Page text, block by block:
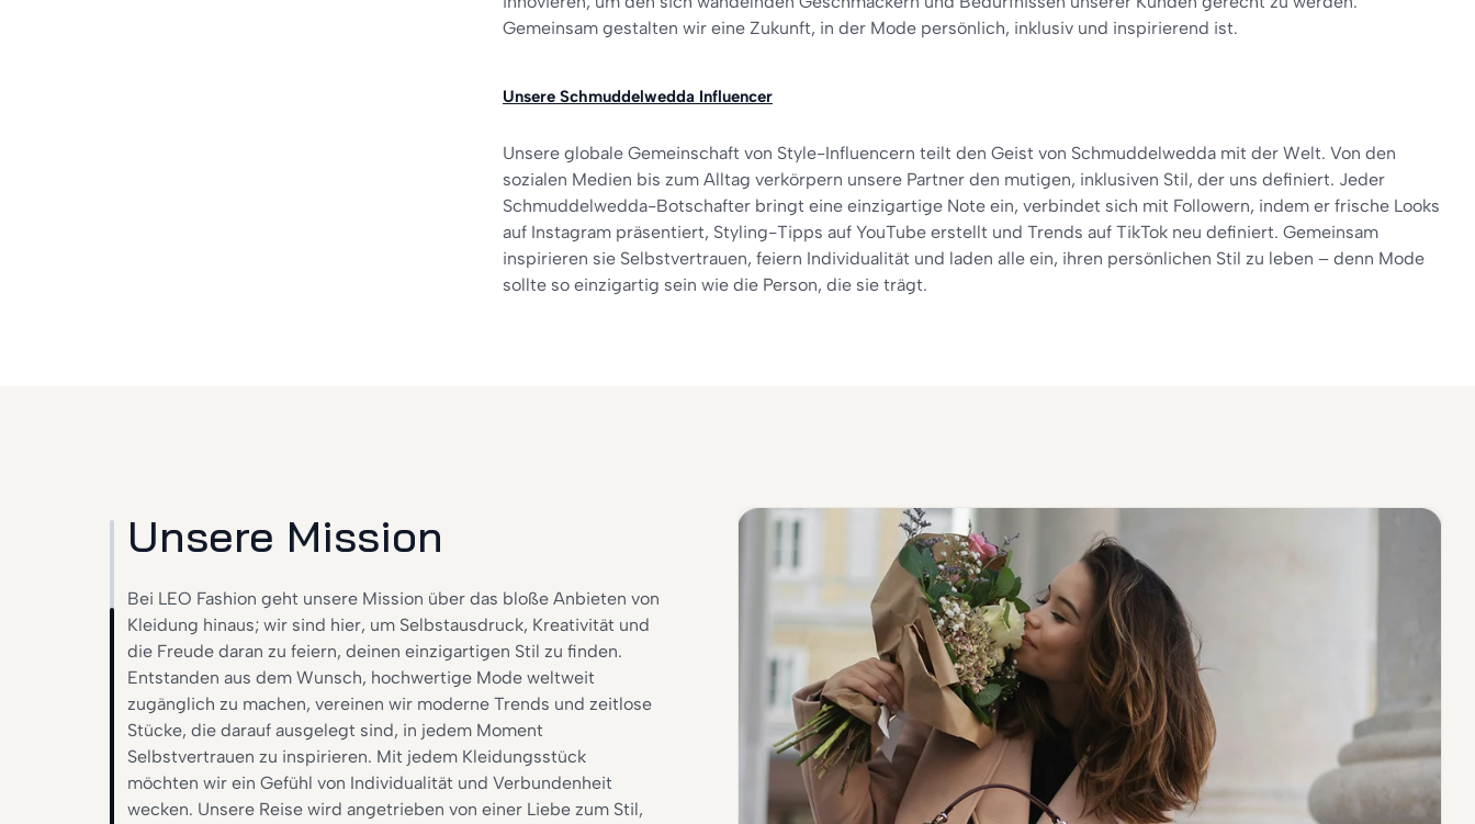
Gemeinsam gestalten wir eine Zukunft, in der Mode persönlich, inklusiv und inspirierend ist.
Unsere Schmuddelwedda Influencer
Unsere globale Gemeinschaft von Style-Influencern teilt den Geist von Schmuddelwedda mit der Welt. Von den
sozialen Medien bis zum Alltag verkörpern unsere Partner den mutigen, inklusiven Stil, der uns definiert. Jeder
Schmuddelwedda-Botschafter bringt eine einzigartige Note ein, verbindet sich mit Followern, indem er frische Looks
auf Instagram präsentiert, Styling-Tipps auf YouTube erstellt und Trends auf TikTok neu definiert. Gemeinsam
inspirieren sie Selbstvertrauen, feiern Individualität und laden alle ein, ihren persönlichen Stil zu leben – denn Mode
sollte so einzigartig sein wie die Person, die sie trägt.
Unsere Mission
Bei LEO Fashion geht unsere Mission über das bloße Anbieten von
Kleidung hinaus; wir sind hier, um Selbstausdruck, Kreativität und
die Freude daran zu feiern, deinen einzigartigen Stil zu finden.
Entstanden aus dem Wunsch, hochwertige Mode weltweit
zugänglich zu machen, vereinen wir moderne Trends und zeitlose
Stücke, die darauf ausgelegt sind, in jedem Moment
Selbstvertrauen zu inspirieren. Mit jedem Kleidungsstück
möchten wir ein Gefühl von Individualität und Verbundenheit
wecken. Unsere Reise wird angetrieben von einer Liebe zum Stil,